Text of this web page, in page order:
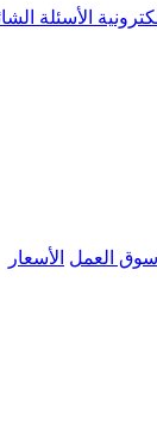
الأسئلة
سوق العمل الأسعار